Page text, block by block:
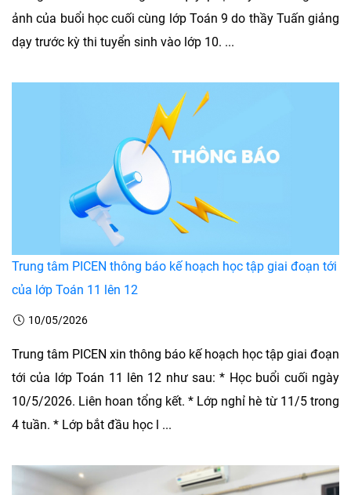
ảnh của buổi học cuối cùng lớp Toán 9 do thầy Tuấn giảng
dạy trước kỳ thi tuyển sinh vào lớp 10. ...
Trung tâm PICEN thông báo kế hoạch học tập giai đoạn tới
của lớp Toán 11 lên 12
10/05/2026
Trung tâm PICEN xin thông báo kế hoạch học tập giai đoạn
tới của lớp Toán 11 lên 12 như sau: * Học buổi cuối ngày
10/5/2026. Liên hoan tổng kết. * Lớp nghỉ hè từ 11/5 trong
4 tuần. * Lớp bắt đầu học l ...